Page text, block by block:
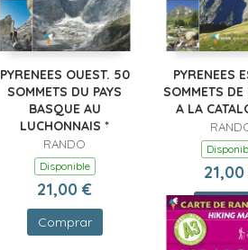
PYRENEES OUEST. 50
SOMMETS DU PAYS
BASQUE AU
LUCHONNAIS *
RANDO
Disponible
21,00 €
Comprar
PYRENEES
SOMMETS DE
A LA